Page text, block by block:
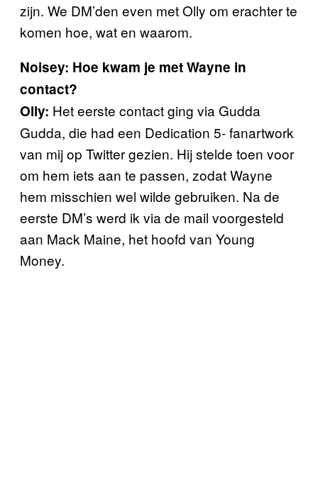
zijn. We DM’den even met Olly om erachter te
komen hoe, wat en waarom.
Noisey: Hoe kwam je met Wayne in
contact?
Olly: Het eerste contact ging via Gudda
Gudda, die had een Dedication 5- fanartwork
van mijop Twittergezien. Hij stelde toen voor
om hem iets aan te passen, zodat Wayne
hem misschien wel wilde gebruiken. Na de
eerste DM’s werd ik via de mail voorgesteld
aan Mack Maine, het hoofd van Young
Money.